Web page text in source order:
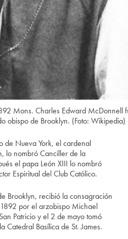
Mons. Charles Edward McDonnell
obispo de Brooklyn. (Foto: Wikipedia)
de Nueva York, el cardenal
lo nombró Canciller de la
el papa León XIII lo nombró
Espiritual del Club Católico.
Brooklyn, recibió la consagración
por el arzobispo Michael
Patricio y el 2 de mayo tomó
Catedral Basílica de St. James.